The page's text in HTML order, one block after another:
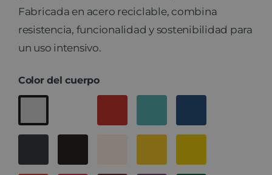
Fabricada en acero reciclable, combina
resistencia, funcionalidad y sostenibilidad para
un uso intensivo.
Color del cuerpo